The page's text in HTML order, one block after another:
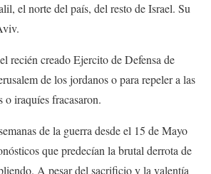
el norte del país, del resto de Israel. Su
recién creado Ejercito de Defensa de
de los jordanos o para repeler a las
o iraquíes fracasaron.
de la guerra desde el 15 de Mayo
que predecían la brutal derrota de
A pesar del sacrificio y la valentía